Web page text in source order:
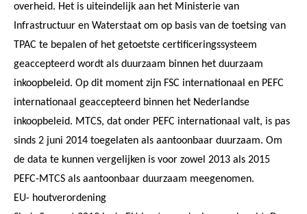
overheid. Het is uiteindelijk aan het Ministerie van
Infrastructuur en Waterstaat om op basis van de toetsing van
TPAC te bepalen of het getoetste certificeringssysteem
geaccepteerd wordt als duurzaam binnen het duurzaam
inkoopbeleid. Op dit moment zijn FSC internationaal en PEFC
internationaal geaccepteerd binnen het Nederlandse
inkoopbeleid. MTCS, dat onder PEFC internationaal valt, is pas
sinds 2 juni 2014 toegelaten als aantoonbaar duurzaam. Om
de data te kunnen vergelijken is voor zowel 2013 als 2015
PEFC-MTCS als aantoonbaar duurzaam meegenomen.
EU- houtverordening